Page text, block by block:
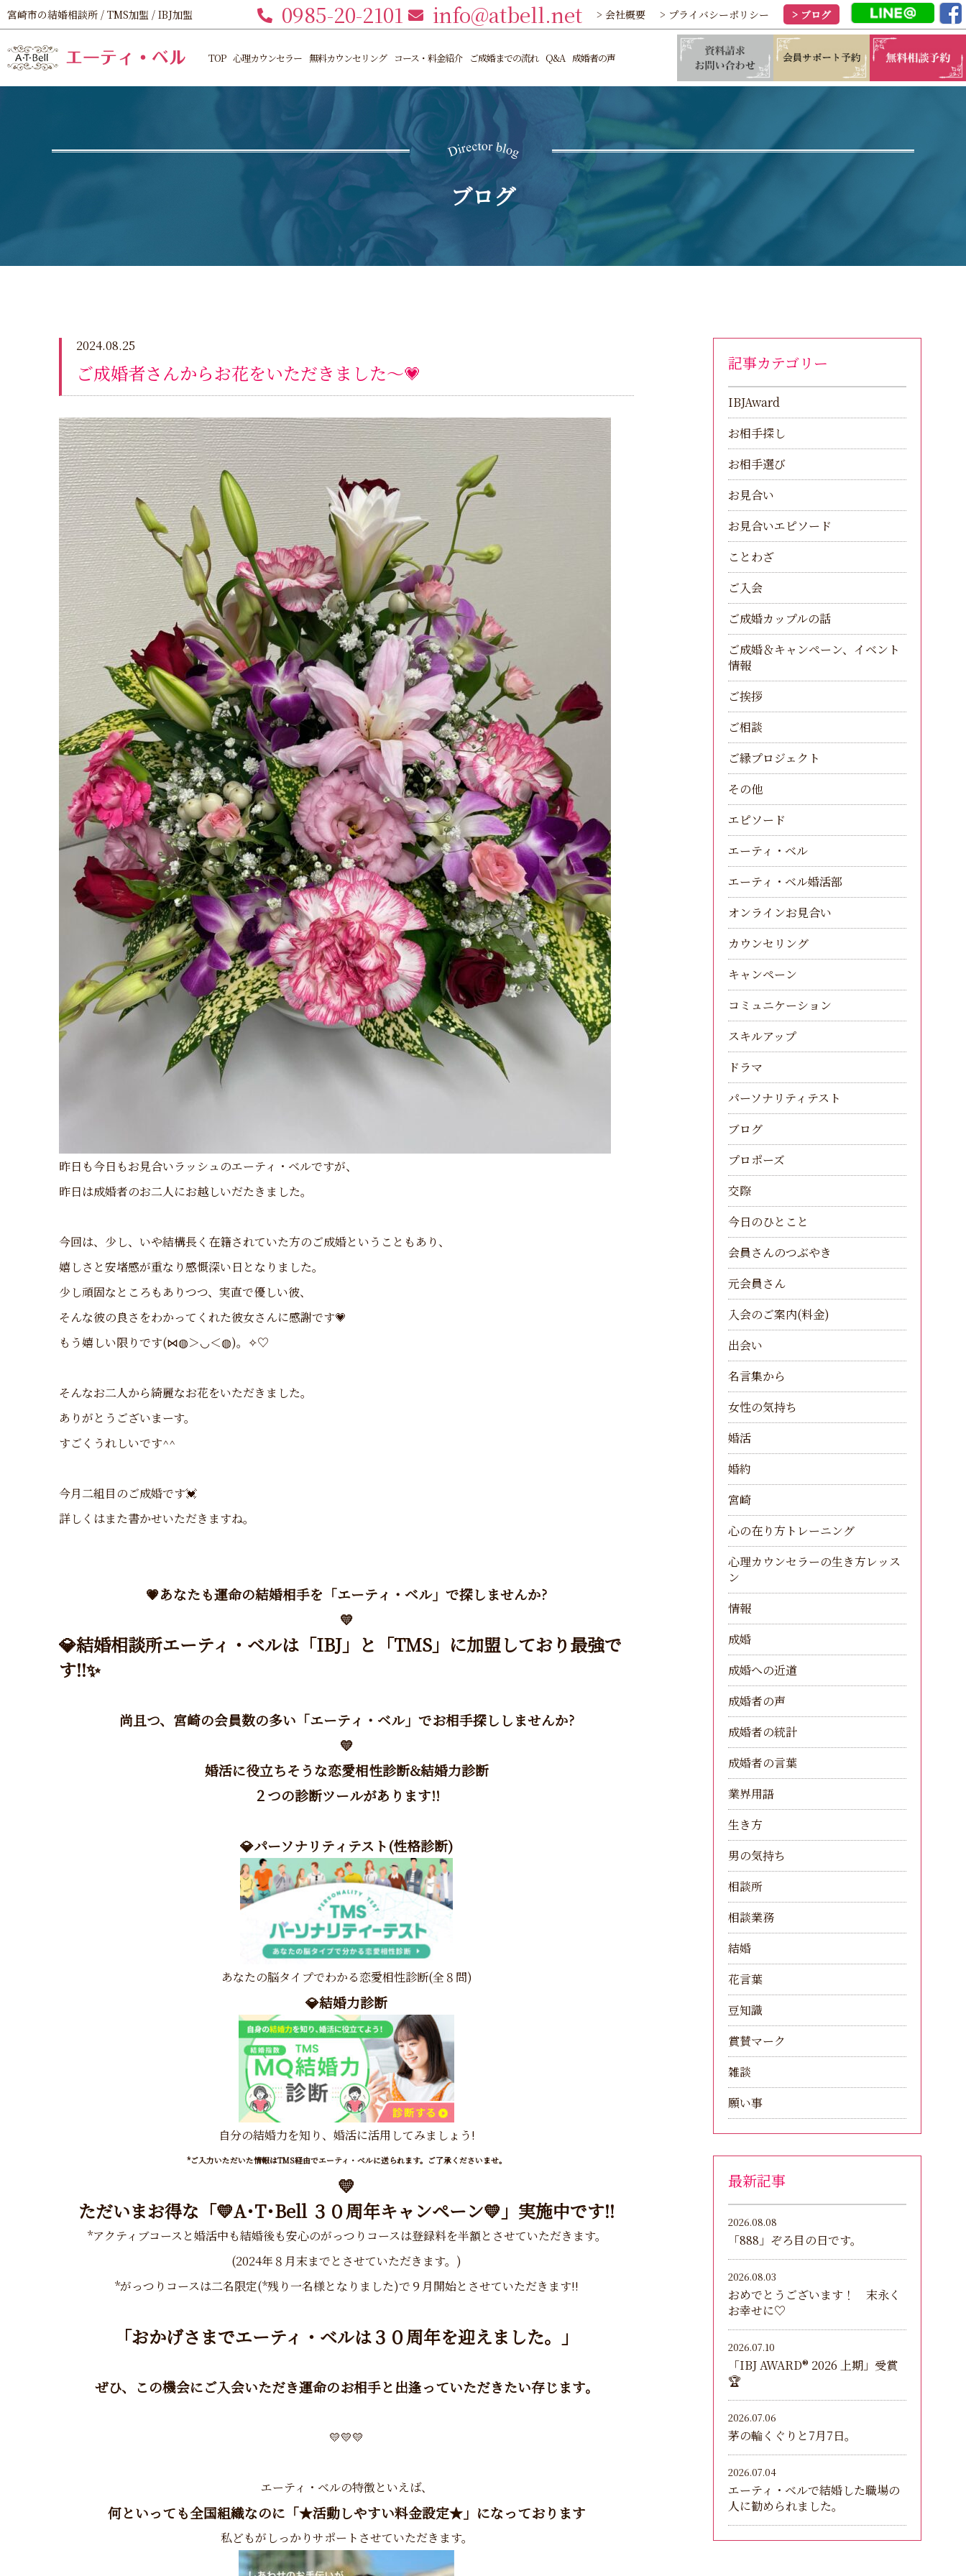
宮崎市の結婚相談所 / TMS加盟 / IBJ加盟 0985-20-2101 info@atbell.net > 会社概要 > プライバシーポリシー > ブログ
TOP 心理カウンセラー 無料カウンセリング コース・料金紹介 ご成婚までの流れ Q&A 成婚者の声
ブログ
2024.08.25
ご成婚者さんからお花をいただきました～💗
昨日も今日もお見合いラッシュのエーティ・ベルですが、
昨日は成婚者のお二人にお越しいだたきました。
今回は、少し、いや結構長く在籍されていた方のご成婚ということもあり、
嬉しさと安堵感が重なり感慨深い日となりました。
少し頑固なところもありつつ、実直で優しい彼、
そんな彼の良さをわかってくれた彼女さんに感謝です💗
もう嬉しい限りです(⋈◍＞◡＜◍)。✧♡
そんなお二人から綺麗なお花をいただきました。
ありがとうございまーす。
すごくうれしいです^^
今月二組目のご成婚です💓
詳しくはまた書かせいただきますね。
💗あなたも運命の結婚相手を「エーティ・ベル」で探しませんか?
💛
💎結婚相談所エーティ・ベルは「IBJ」と「TMS」に加盟しており最強で
す!!✨
尚且つ、宮崎の会員数の多い「エーティ・ベル」でお相手探ししませんか?
💛
婚活に役立ちそうな恋愛相性診断&結婚力診断
２つの診断ツールがあります!!
💎パーソナリティテスト(性格診断)
あなたの脳タイプでわかる恋愛相性診断(全８問)
💎結婚力診断
自分の結婚力を知り、婚活に活用してみましょう!
*ご入力いただいた情報はTMS経由でエーティ・ベルに送られます。ご了承くださいませ。
💛
ただいまお得な「💛A･T･Bell ３０周年キャンペーン💛」実施中です!!
*アクティブコースと婚活中も結婚後も安心のがっつりコースは登録料を半額とさせていただきます。
(2024年８月末までとさせていただきます。)
*がっつりコースは二名限定(*残り一名様となりました)で９月開始とさせていただきます!!
「おかげさまでエーティ・ベルは３０周年を迎えました。」
ぜひ、この機会にご入会いただき運命のお相手と出逢っていただきたい存じます。
💛💛💛
エーティ・ベルの特徴といえば、
何といっても全国組織なのに「★活動しやすい料金設定★」になっております
私どもがしっかりサポートさせていただきます。
記事カテゴリー
IBJAward
お相手探し
お相手選び
お見合い
お見合いエピソード
ことわざ
ご入会
ご成婚カップルの話
ご成婚＆キャンペーン、イベント
情報
ご挨拶
ご相談
ご縁プロジェクト
その他
エピソード
エーティ・ベル
エーティ・ベル婚活部
オンラインお見合い
カウンセリング
キャンペーン
コミュニケーション
スキルアップ
ドラマ
パーソナリティテスト
ブログ
プロポーズ
交際
今日のひとこと
会員さんのつぶやき
元会員さん
入会のご案内(料金)
出会い
名言集から
女性の気持ち
婚活
婚約
宮崎
心の在り方トレーニング
心理カウンセラーの生き方レッス
ン
情報
成婚
成婚への近道
成婚者の声
成婚者の統計
成婚者の言葉
業界用語
生き方
男の気持ち
相談所
相談業務
結婚
花言葉
豆知識
賞賛マーク
雑談
願い事
最新記事
2026.08.08
「888」ぞろ目の日です。
2026.08.03
おめでとうございます！ 末永く
お幸せに♡
2026.07.10
「IBJ AWARD®︎ 2026 上期」受賞
🏆
2026.07.06
茅の輪くぐりと7月7日。
2026.07.04
エーティ・ベルで結婚した職場の
人に勧められました。